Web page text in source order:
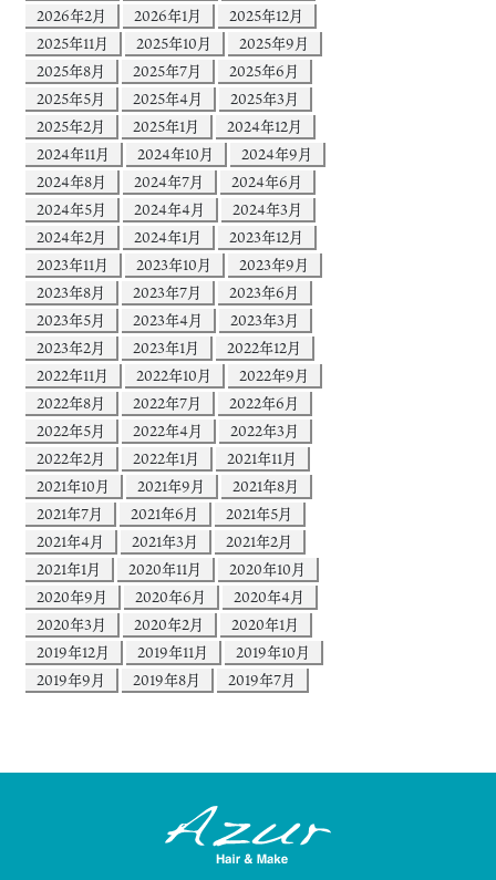
2026年2月
2026年1月
2025年12月
2025年11月
2025年10月
2025年9月
2025年8月
2025年7月
2025年6月
2025年5月
2025年4月
2025年3月
2025年2月
2025年1月
2024年12月
2024年11月
2024年10月
2024年9月
2024年8月
2024年7月
2024年6月
2024年5月
2024年4月
2024年3月
2024年2月
2024年1月
2023年12月
2023年11月
2023年10月
2023年9月
2023年8月
2023年7月
2023年6月
2023年5月
2023年4月
2023年3月
2023年2月
2023年1月
2022年12月
2022年11月
2022年10月
2022年9月
2022年8月
2022年7月
2022年6月
2022年5月
2022年4月
2022年3月
2022年2月
2022年1月
2021年11月
2021年10月
2021年9月
2021年8月
2021年7月
2021年6月
2021年5月
2021年4月
2021年3月
2021年2月
2021年1月
2020年11月
2020年10月
2020年9月
2020年6月
2020年4月
2020年3月
2020年2月
2020年1月
2019年12月
2019年11月
2019年10月
2019年9月
2019年8月 2019年7月